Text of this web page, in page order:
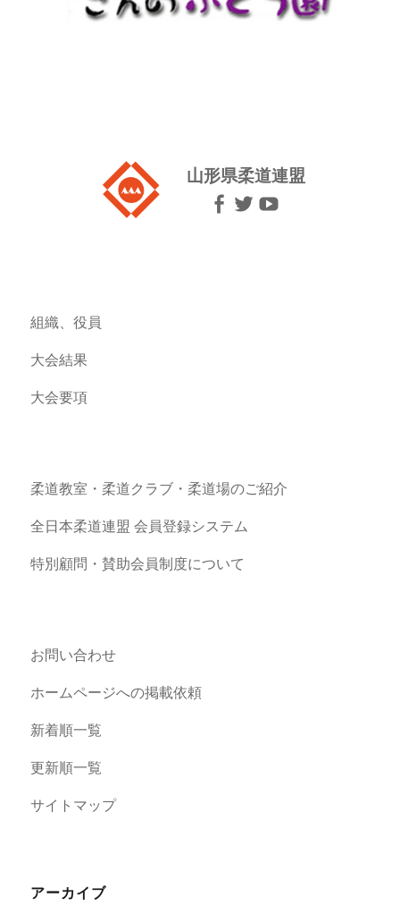
山形県柔道連盟
組織、役員
大会結果
大会要項
柔道教室・柔道クラブ・柔道場のご紹介
全日本柔道連盟 会員登録システム
特別顧問・賛助会員制度について
お問い合わせ
ホームページへの掲載依頼
新着順一覧
更新順一覧
サイトマップ
アーカイブ